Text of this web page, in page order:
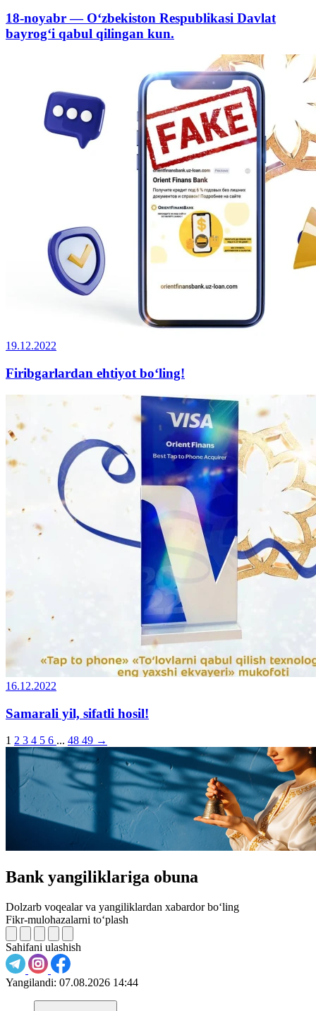
18-noyabr — O‘zbekiston Respublikasi Davlat
bayrog‘i qabul qilingan kun.
19.12.2022
Firibgarlardan ehtiyot bo‘ling!
16.12.2022
Samarali yil, sifatli hosil!
1 2 3 4 5 6 ... 48 49 →
Bank yangiliklariga obuna
Dolzarb voqealar va yangiliklardan xabardor bo‘ling
Fikr-mulohazalarni to‘plash
Sahifani ulashish
Yangilandi: 07.08.2026 14:44